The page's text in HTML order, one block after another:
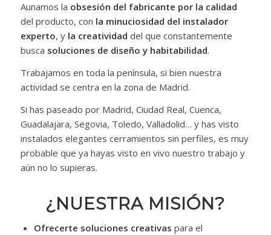
Aunamos la obsesión del fabricante por la calidad
del producto, con la minuciosidad del instalador
experto, y la creatividad del que constantemente
busca soluciones de diseño y habitabilidad.
Trabajamos en toda la península, si bien nuestra
actividad se centra en la zona de Madrid.
Si has paseado por Madrid, Ciudad Real, Cuenca,
Guadalajara, Segovia, Toledo, Valladolid… y has visto
instalados elegantes cerramientos sin perfiles, es muy
probable que ya hayas visto en vivo nuestro trabajo y
aún no lo supieras.
¿NUESTRA MISIÓN?
Ofrecerte soluciones creativas para el